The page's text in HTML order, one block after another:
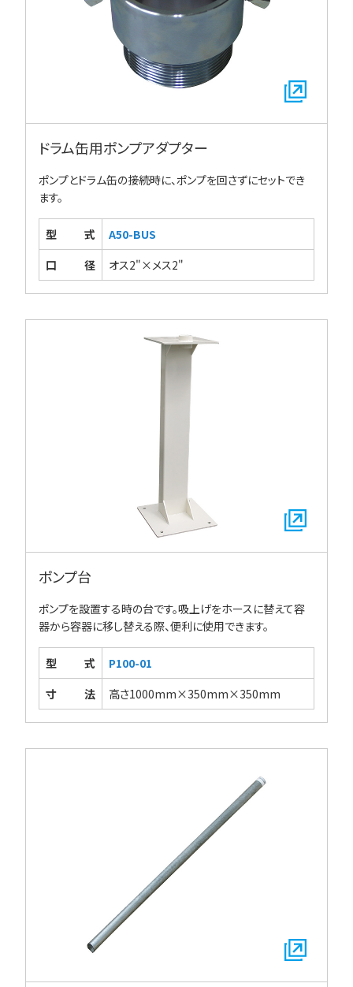
ドラム缶用ポンプアダプター
ポンプとドラム缶の接続時に、ポンプを回さずにセットでき
ます。
型式
A50-BUS
口径
オス2"×メス2"
ポンプ台
ポンプを設置する時の台です。吸上げをホースに替えて容
器から容器に移し替える際、便利に使用できます。
型式
P100-01
寸法
高さ1000mm×350mm×350mm